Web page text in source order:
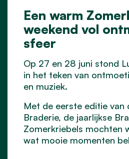
Een warm
weekend vol
sfeer
Op 27 en 28 juni stond
in het teken van
en muziek.
Met de eerste editie van
Braderie, de jaarlijkse
Zomerkriebels mochten
wat mooie momenten